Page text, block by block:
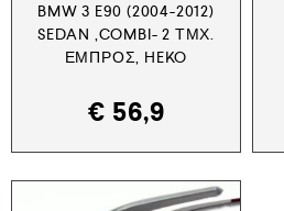
BMW 3 E90 (2004-2012)
SEDAN ,COMBI- 2 ΤΜΧ.
ΕΜΠΡΌΣ, HEKO
€ 56,9